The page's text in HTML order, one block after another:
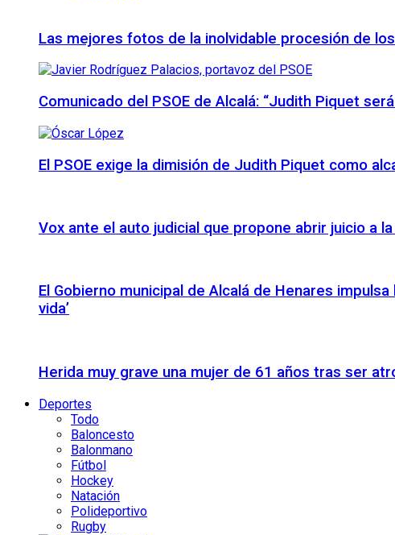
Las mejores fotos de la inolvidable procesión de
Comunicado del PSOE de Alcalá: “Judith Piquet
El PSOE exige la dimisión de Judith Piquet como
Vox ante el auto judicial que propone abrir juicio a
El Gobierno municipal de Alcalá de Henares
vida’
Herida muy grave una mujer de 61 años tras ser
Deportes
Todo
Baloncesto
Balonmano
Fútbol
Hockey
Natación
Polideportivo
Rugby